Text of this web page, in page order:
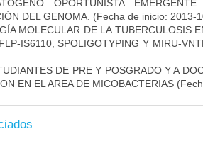
OPORTUNISTA
DEL GENOMA. (Fecha de inicio: 2013-
MOLECULAR DE LA TUBERCULOSIS
IS6110, SPOLIGOTYPING Y MIRU-
DE PRE Y POSGRADO Y A
EN EL AREA DE MICOBACTERIAS